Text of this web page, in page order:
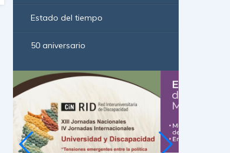
Estado del tiempo
50 aniversario